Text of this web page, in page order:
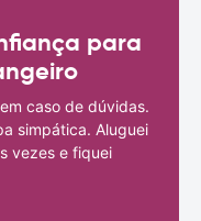
para
caso de dúvidas.
simpática. Aluguei
vezes e fiquei